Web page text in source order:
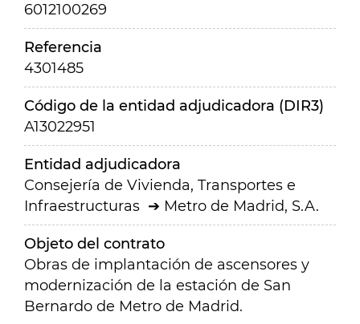
6012100269
Referencia
4301485
Código de la entidad adjudicadora (DIR3)
A13022951
Entidad adjudicadora
Consejería de Vivienda, Transportes e
Infraestructuras
Metro de Madrid, S.A.
Objeto del contrato
Obras de implantación de ascensores y
modernización de la estación de San
Bernardo de Metro de Madrid.